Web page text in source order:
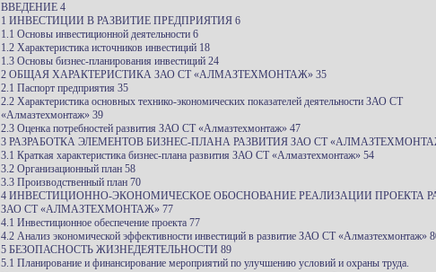
ВВЕДЕНИЕ 4
1 ИНВЕСТИЦИИ В РАЗВИТИЕ ПРЕДПРИЯТИЯ 6
1.1 Основы инвестиционной деятельности 6
1.2 Характеристика источников инвестиций 18
1.3 Основы бизнес-планирования инвестиций 24
2 ОБЩАЯ ХАРАКТЕРИСТИКА ЗАО СТ «АЛМАЗТЕХМОНТАЖ» 35
2.1 Паспорт предприятия 35
2.2 Характеристика основных технико-экономических показателей деятельности ЗАО СТ
«Алмазтехмонтаж» 39
2.3 Оценка потребностей развития ЗАО СТ «Алмазтехмонтаж» 47
3 РАЗРАБОТКА ЭЛЕМЕНТОВ БИЗНЕС-ПЛАНА РАЗВИТИЯ ЗАО СТ
3.1 Краткая характеристика бизнес-плана развития ЗАО СТ «Алмазтехмонтаж» 54
3.2 Организационный план 58
3.3 Производственный план 70
4 ИНВЕСТИЦИОННО-ЭКОНОМИЧЕСКОЕ ОБОСНОВАНИЕ РЕАЛИЗАЦИИ ПРОЕКТА
ЗАО СТ «АЛМАЗТЕХМОНТАЖ» 77
4.1 Инвестиционное обеспечение проекта 77
4.2 Анализ экономической эффективности инвестиций в развитие ЗАО СТ «Алмазтехмонтаж»
5 БЕЗОПАСНОСТЬ ЖИЗНЕДЕЯТЕЛЬНОСТИ 89
5.1 Планирование и финансирование мероприятий по улучшению условий и охраны труда.